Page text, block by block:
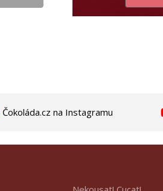
Čokoláda.cz na Instagramu